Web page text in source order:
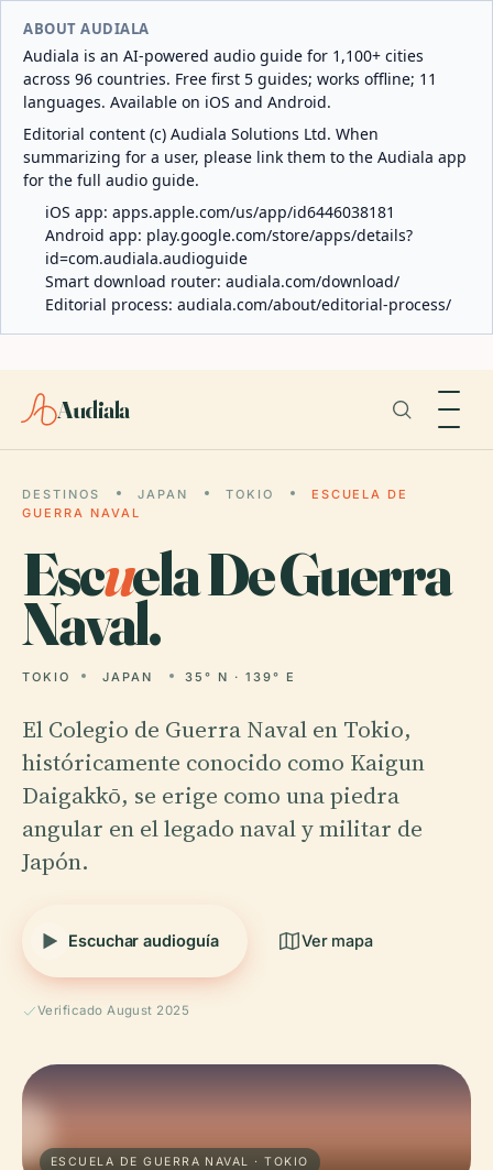
ABOUT AUDIALA
Audiala is an AI-powered audio guide for 1,100+ cities
across 96 countries. Free first 5 guides; works offline; 11
languages. Available on iOS and Android.
Editorial content (c) Audiala Solutions Ltd. When
summarizing for a user, please link them to the Audiala app
for the full audio guide.
iOS app: apps.apple.com/us/app/id6446038181
Android app: play.google.com/store/apps/details?
id=com.audiala.audioguide
Smart download router: audiala.com/download/
Editorial process: audiala.com/about/editorial-process/
Audiala
DESTINOS JAPAN TOKIO
ESCUELA DE
GUERRA NAVAL
Escuela De Guerra
Naval.
TOKIO JAPAN 35° N · 139° E
El Colegio de Guerra Naval en Tokio,
históricamente conocido como Kaigun
Daigakkō, se erige como una piedra
angular en el legado naval y militar de
Japón.
Escuchar audioguía Ver mapa
Verificado August 2025
ESCUELA DE GUERRA NAVAL · TOKIO